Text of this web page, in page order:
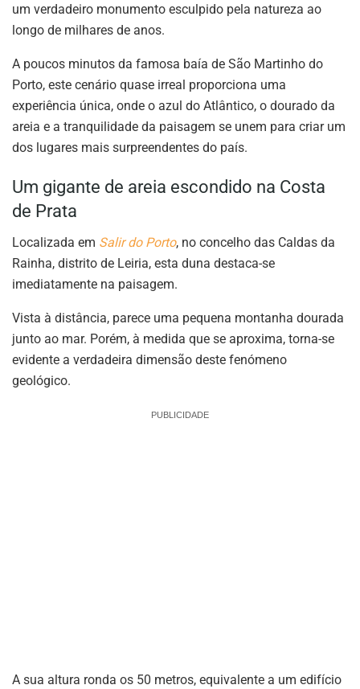
um verdadeiro monumento esculpido pela natureza ao
longo de milhares de anos.
A poucos minutos da famosa baía de São Martinho do
Porto, este cenário quase irreal proporciona uma
experiência única, onde o azul do Atlântico, o dourado da
areia e a tranquilidade da paisagem se unem para criar um
dos lugares mais surpreendentes do país.
Um gigante de areia escondido na Costa
de Prata
Localizada em Salir do Porto, no concelho das Caldas da
Rainha, distrito de Leiria, esta duna destaca-se
imediatamente na paisagem.
Vista à distância, parece uma pequena montanha dourada
junto ao mar. Porém, à medida que se aproxima, torna-se
evidente a verdadeira dimensão deste fenómeno
geológico.
PUBLICIDADE
A sua altura ronda os 50 metros, equivalente a um edifício